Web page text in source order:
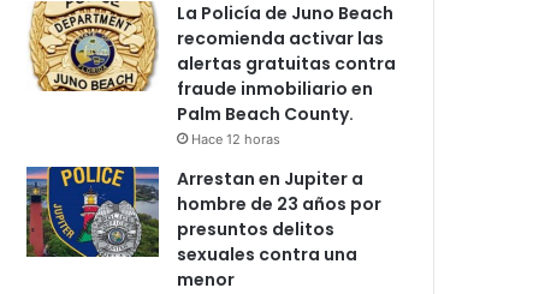
La Policía de Juno Beach
recomienda activar las
alertas gratuitas contra
fraude inmobiliario en
Palm Beach County.
Hace 12 horas
Arrestan en Jupiter a
hombre de 23 años por
presuntos delitos
sexuales contra una
menor